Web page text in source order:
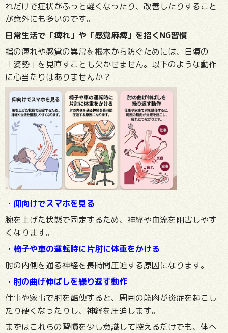
れだけで症状がふっと軽くなったり、改善したりすること
が意外にも多いのです。
日常生活で「痺れ」や「感覚麻痺」を招くNG習慣
指の痺れや感覚の異常を根本から防ぐためには、日頃の
「姿勢」を見直すことも欠かせません。以下のような動作
に心当たりはありませんか？
・仰向けでスマホを見る
腕を上げた状態で固定するため、神経や血流を阻害しやす
くなります。
・椅子や車の運転時に片肘に体重をかける
肘の内側を通る神経を長時間圧迫する原因になります。
・肘の曲げ伸ばしを繰り返す動作
仕事や家事で肘を酷使すると、周囲の筋肉が炎症を起こし
たり硬くなったりし、神経を圧迫します。
まずはこれらの習慣を少し意識して控えるだけでも、体へ